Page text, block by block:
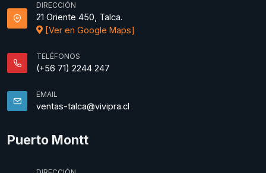
DIRECCIÓN
21 Oriente 450, Talca.
[Ver en Google Maps]
TELÉFONOS
(+56 71) 2244 247
EMAIL
ventas-talca@vivipra.cl
Puerto Montt